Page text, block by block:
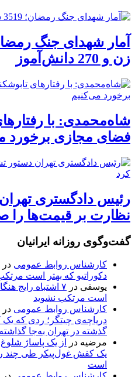
زن و 270 دانش‌آموز
شاه‌محمدی: با
فضای مجازی برخورد
رئیس دادگستری
نظارت بر قیمت‌ها را
گفت‌وگوی روزانه ایرانیان
کارشناس روابط عمومی در
دکوراتیو که بهتر است
یوسفی در
۷ اشتباه رایج
است مرتکب نشوید
کارشناس روابط عمومی در
دریاچه‌ی چیتگر؛ ردی که
گذشته در تهران به‌جا
مرضیه در
از یک پاساژ
یک کفش غول‌پیکر طی چند
است